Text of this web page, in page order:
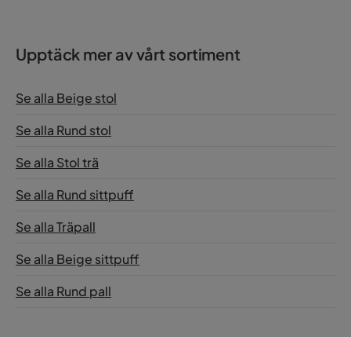
Upptäck mer av vårt sortiment
Se alla Beige stol
Se alla Rund stol
Se alla Stol trä
Se alla Rund sittpuff
Se alla Träpall
Se alla Beige sittpuff
Se alla Rund pall